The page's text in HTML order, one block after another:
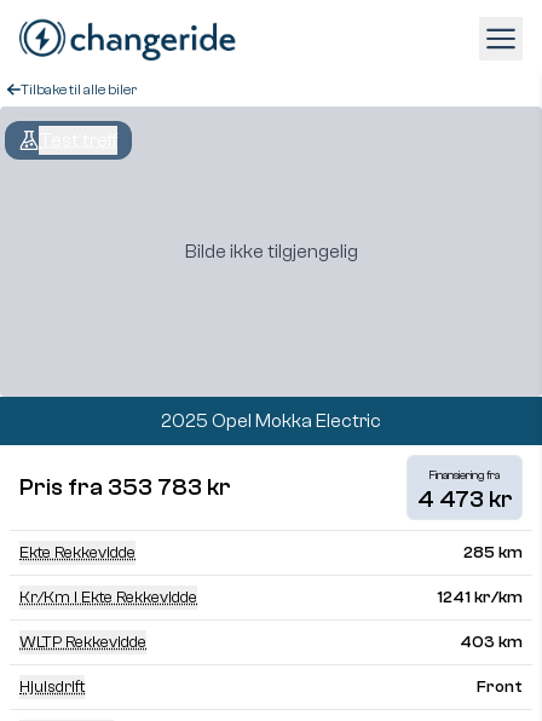
Tilbake til alle biler
Bilde ikke tilgjengelig
2025 Opel Mokka Electric
Pris fra 353 783 kr Finansiering fra
4 473 kr
Ekte Rekkevidde 285 km
Kr/km I Ekte Rekkevidde 1241 kr/km
WLTP Rekkevidde 403 km
Hjulsdrift Front